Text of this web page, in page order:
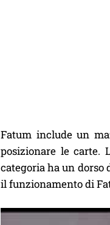
Fatum include un
posizionare le carte.
categoria ha un dorso
il funzionamento di